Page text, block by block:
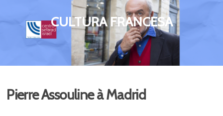
CULTURA FRANCESA
Pierre Assouline à Madrid